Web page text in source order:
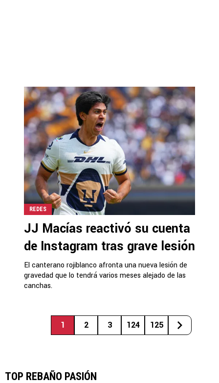
REDES
JJ Macías reactivó su cuenta
de Instagram tras grave lesión
El canterano rojiblanco afronta una nueva lesión de
gravedad que lo tendrá varios meses alejado de las
canchas.
1 2 3 124 125
TOP REBAÑO PASIÓN